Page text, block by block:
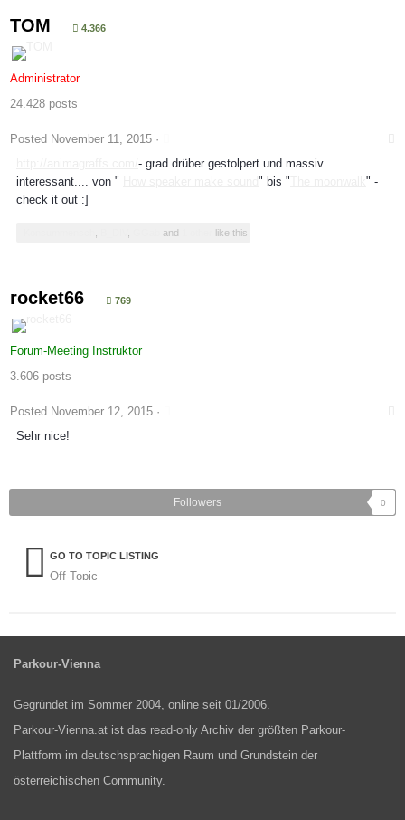
TOM 4.366
Administrator
24.428 posts
Posted November 11, 2015 ·
- grad drüber gestolpert und massiv
interessant.... von "
" bis "
" -
check it out :]
and like this
rocket66 769
Forum-Meeting Instruktor
3.606 posts
Posted November 12, 2015 ·
Sehr nice!
Followers 0
GO TO TOPIC LISTING
Off-Topic
Parkour-Vienna
Gegründet im Sommer 2004, online seit 01/2006.
Parkour-Vienna.at ist das read-only Archiv der größten Parkour-
Plattform im deutschsprachigen Raum und Grundstein der
österreichischen Community.